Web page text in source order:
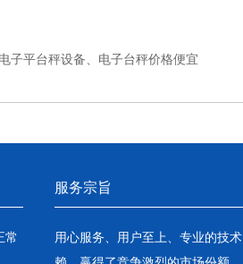
子平台秤设备、电子台秤价格便宜
常
服务宗旨
用心服务、用户至上、专业的技